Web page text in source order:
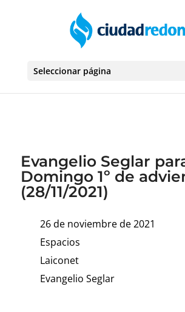
Seleccionar página
Evangelio Seglar
Domingo 1º de
(28/11/2021)
26 de noviembre de 2021
Espacios
Laiconet
Evangelio Seglar